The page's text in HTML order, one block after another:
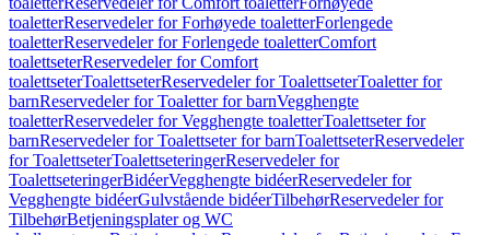
toaletterReservedeler for Forhøyede toaletterForlengede
toaletterReservedeler for Forlengede toaletterComfort
toalettseterReservedeler for Comfort
toalettseterToalettseterReservedeler for ToalettseterToaletter for
barnReservedeler for Toaletter for barnVegghengte
toaletterReservedeler for Vegghengte toaletterToalettseter for
barnReservedeler for Toalettseter for barnToalettseterReservedeler
for ToalettseterToalettseteringerReservedeler for
ToalettseteringerBidéerVegghengte bidéerReservedeler for
Vegghengte bidéerGulvstående bidéerTilbehørReservedeler for
TilbehørBetjeningsplater og WC